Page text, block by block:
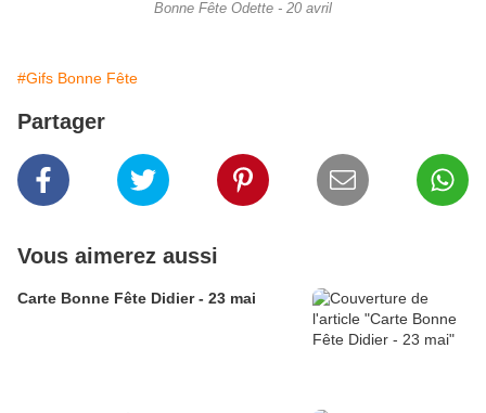
Bonne Fête Odette - 20 avril
#Gifs Bonne Fête
Partager
Vous aimerez aussi
Carte Bonne Fête Didier - 23 mai